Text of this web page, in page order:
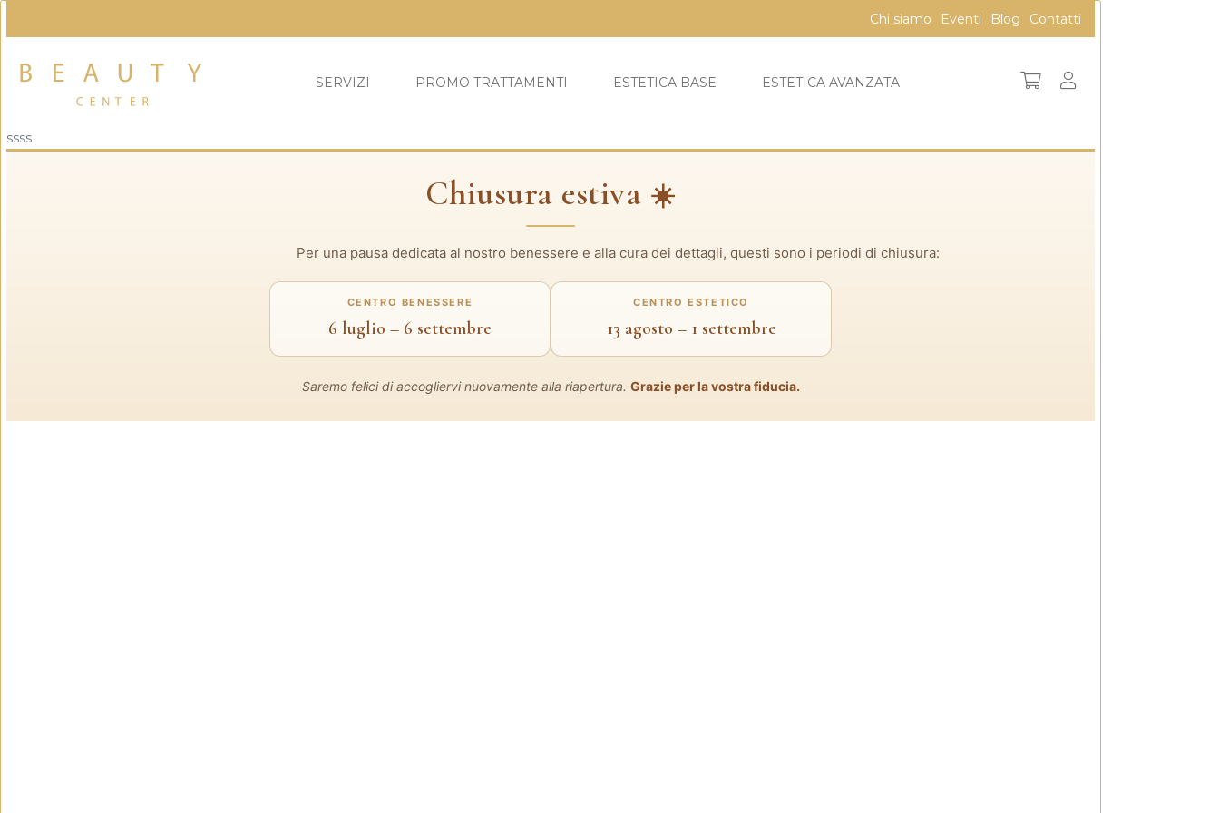
Chi siamo Eventi Blog Contatti
SERVIZI PROMO TRATTAMENTI ESTETICA BASE ESTETICA AVANZATA
ssss
Chiusura estiva ☀️
Per una pausa dedicata al nostro benessere e alla cura dei dettagli, questi sono i periodi di chiusura:
CENTRO BENESSERE
6 luglio – 6 settembre
CENTRO ESTETICO
13 agosto – 1 settembre
Saremo felici di accogliervi nuovamente alla riapertura. Grazie per la vostra fiducia.